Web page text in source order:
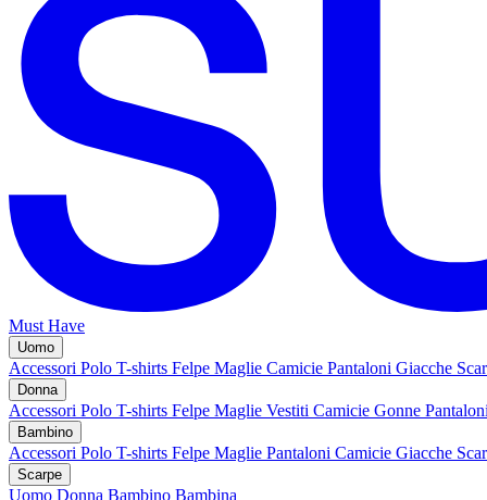
Must Have
Uomo
Accessori Polo T-shirts Felpe Maglie Camicie Pantaloni Giacche
Donna
Accessori Polo T-shirts Felpe Maglie Vestiti Camicie Gonne
Bambino
Accessori Polo T-shirts Felpe Maglie Pantaloni Camicie Giacche
Scarpe
Uomo Donna Bambino Bambina